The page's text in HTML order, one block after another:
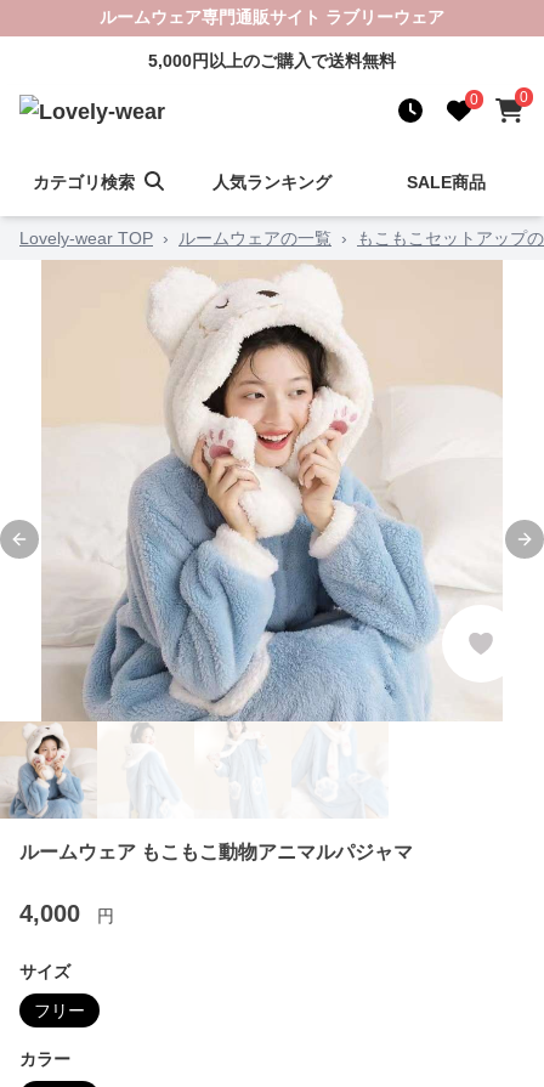
ルームウェア専門通販サイト ラブリーウェア
5,000円以上のご購入で送料無料
0 0
カテゴリ検索 人気ランキング SALE商品
Lovely-wear TOP › ルームウェアの一覧 › もこもこセットアップ
Previous slide
ルームウェア もこもこ動物アニマルパジャマ
4,000 円
サイズ
フリー
カラー